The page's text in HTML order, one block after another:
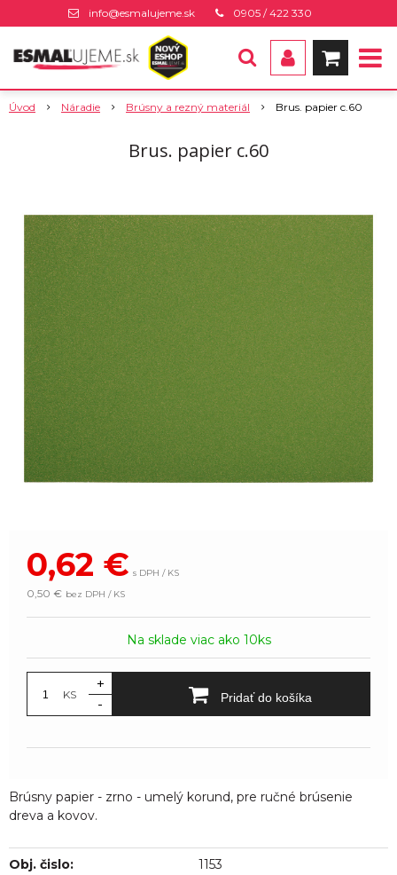
info@esmalujeme.sk 0905 / 422 330
Úvod Náradie Brúsny a rezný materiál Brus. papier c.60
Brus. papier c.60
0,62 € s DPH / KS
0,50 € bez DPH / KS
Na sklade viac ako 10ks
KS
+
-
Pridať do košíka
Brúsny papier - zrno - umelý korund, pre ručné brúsenie
dreva a kovov.
Obj. čislo: 1153